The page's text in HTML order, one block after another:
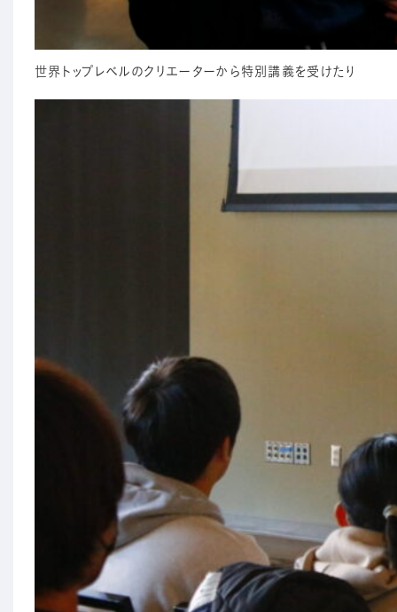
世界トップレベルのクリエーターから特別講義を受けたり